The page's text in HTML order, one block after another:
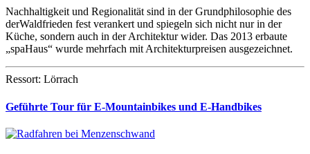
Nachhaltigkeit und Regionalität sind in der Grundphilosophie des
derWaldfrieden fest verankert und spiegeln sich nicht nur in der
Küche, sondern auch in der Architektur wider. Das 2013 erbaute
„spaHaus“ wurde mehrfach mit Architekturpreisen ausgezeichnet.
Ressort: Lörrach
Geführte Tour für E-Mountainbikes und E-Handbikes